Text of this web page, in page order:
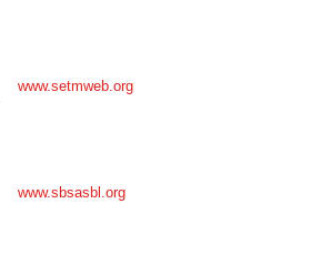
www.setmweb.org
www.sbsasbl.org